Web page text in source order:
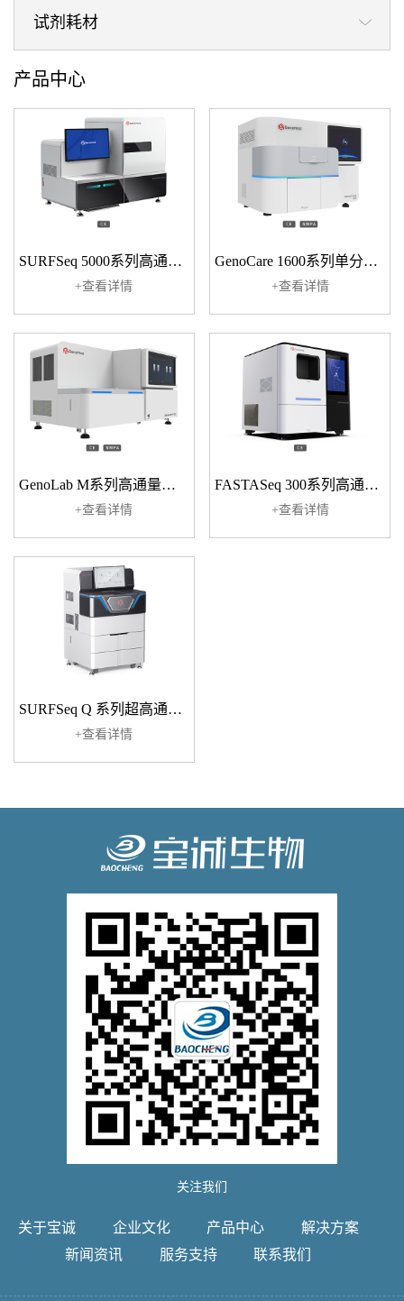
试剂耗材
产品中心
SURFSeq 5000系列高通量基因测序仪
+查看详情
GenoCare 1600系列单分子基因测序仪
+查看详情
GenoLab M系列高通量基因测序仪
+查看详情
FASTASeq 300系列高通量基因测序仪
+查看详情
SURFSeq Q 系列超高通量基因测序仪
+查看详情
关注我们
关于宝诚 企业文化 产品中心
解决方案
新闻资讯
服务支持 联系我们